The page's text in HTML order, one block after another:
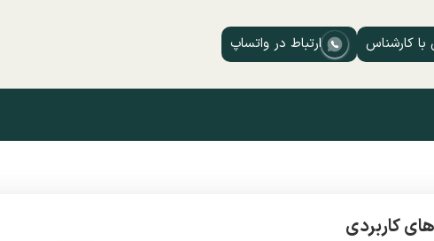
کارشناس ارتباط در واتساپ
کاربردی